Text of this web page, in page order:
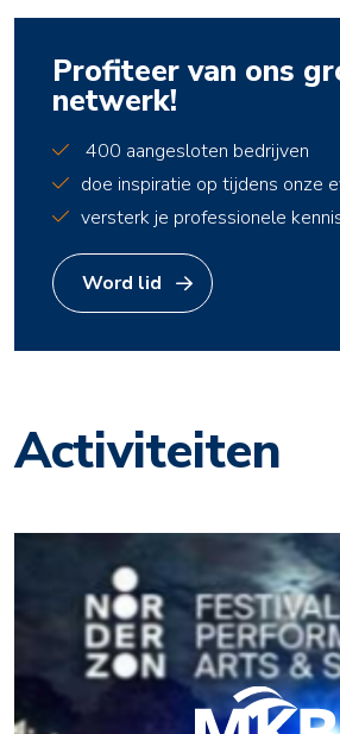
Profiteer van ons
netwerk!
400 aangesloten bedrijven
doe inspiratie op tijdens onze
versterk je professionele
Word lid
Activiteiten